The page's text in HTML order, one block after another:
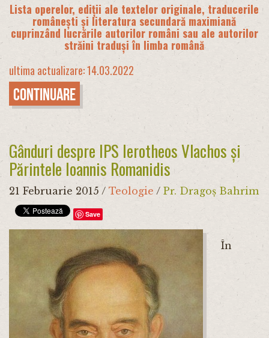
Lista operelor, ediții ale textelor originale, traducerile
românești și literatura secundară maximiană
cuprinzând lucrările autorilor români sau ale autorilor
străini traduși în limba română
ultima actualizare: 14.03.2022
Continuare
Gânduri despre IPS Ierotheos Vlachos și
Părintele Ioannis Romanidis
21 Februarie 2015 / Teologie / Pr. Dragoș Bahrim
Save
În